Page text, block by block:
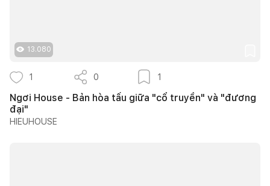
13.080
1 0 1
Ngơi House - Bản hòa tấu giữa "cổ truyền" và "đương
đại"
HIEUHOUSE